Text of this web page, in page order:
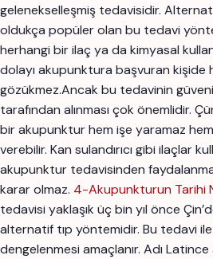
gelenekselleşmiş tedavisidir.
oldukça popüler olan bu tedavi
herhangi bir ilaç ya da kimyasal
dolayı akupunktura başvuran kişide
gözükmez.Ancak bu tedavinin
tarafından alınması çok önemlidir.
bir akupunktur hem işe yaramaz
verebilir. Kan sulandırıcı gibi ilaçlar
akupunktur tedavisinden
karar olmaz. 4-Akupunkturun Tarihi
tedavisi yaklaşık üç bin yıl önce
alternatif tıp yöntemidir. Bu tedavi
dengelenmesi amaçlanır. Adı